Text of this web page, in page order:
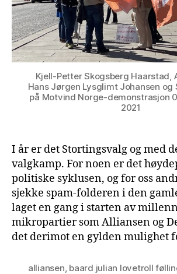
Kjell-Petter Skogsberg Haarstad,
Hans Jørgen Lysglimt Johansen og
på Motvind Norge-demonstrasjon
2021
I år er det Stortingsvalg og med
valgkamp. For noen er det
politiske syklusen, og for oss
sjekke spam-folderen i den
laget en gang i starten av
mikropartier som Alliansen og
det derimot en gylden mulighet
alliansen baard julian lovetroll